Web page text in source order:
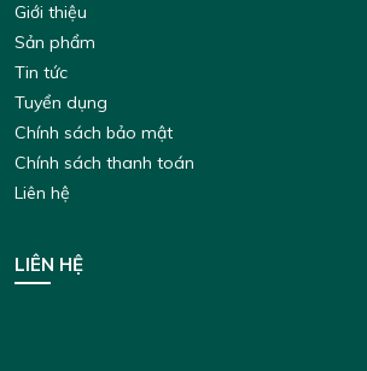
Giới thiệu
Sản phẩm
Tin tức
Tuyển dụng
Chính sách bảo mật
Chính sách thanh toán
Liên hệ
LIÊN HỆ